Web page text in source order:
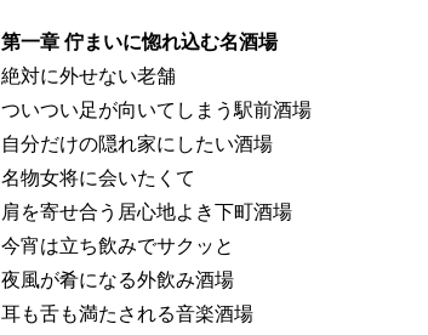
第一章 佇まいに惚れ込む名酒場
絶対に外せない老舗
ついつい足が向いてしまう駅前酒場
自分だけの隠れ家にしたい酒場
名物女将に会いたくて
肩を寄せ合う居心地よき下町酒場
今宵は立ち飲みでサクッと
夜風が肴になる外飲み酒場
耳も舌も満たされる音楽酒場